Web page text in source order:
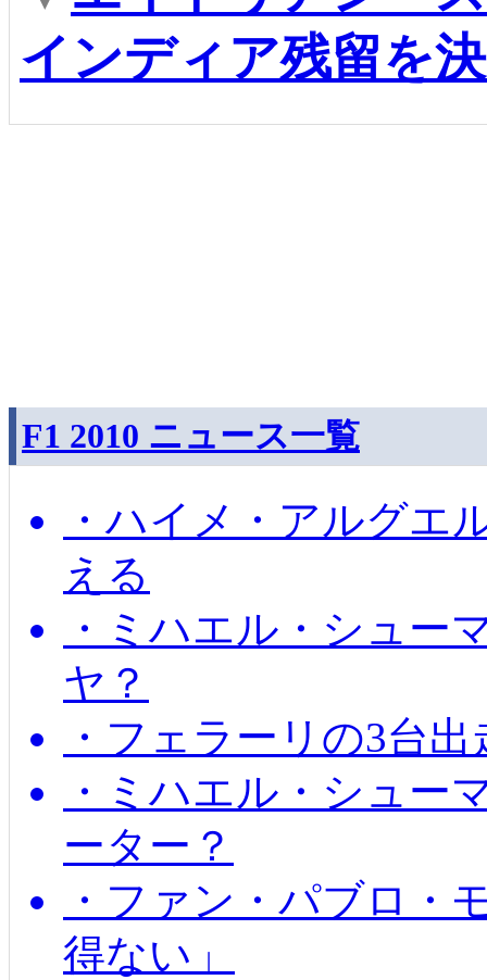
インディア残留を
F1 2010 ニュース一覧
・ハイメ・アルグエ
える
・ミハエル・シュー
ヤ？
・フェラーリの3台
・ミハエル・シュー
ーター？
・ファン・パブロ・
得ない」